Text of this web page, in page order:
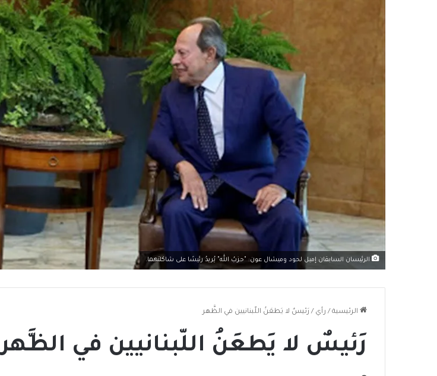
الرئيسان السابقان إميل لحود وميشال عون: "حزبُ الله" يُريدُ رئيسًا على شاكلتهما.
الرئيسية / رأي / رَئيسٌ لا يَطعَنُ اللّبنانيين في الظَّهر
رَئيسٌ لا يَطعَنُ اللّبنانيين في الظَّهر